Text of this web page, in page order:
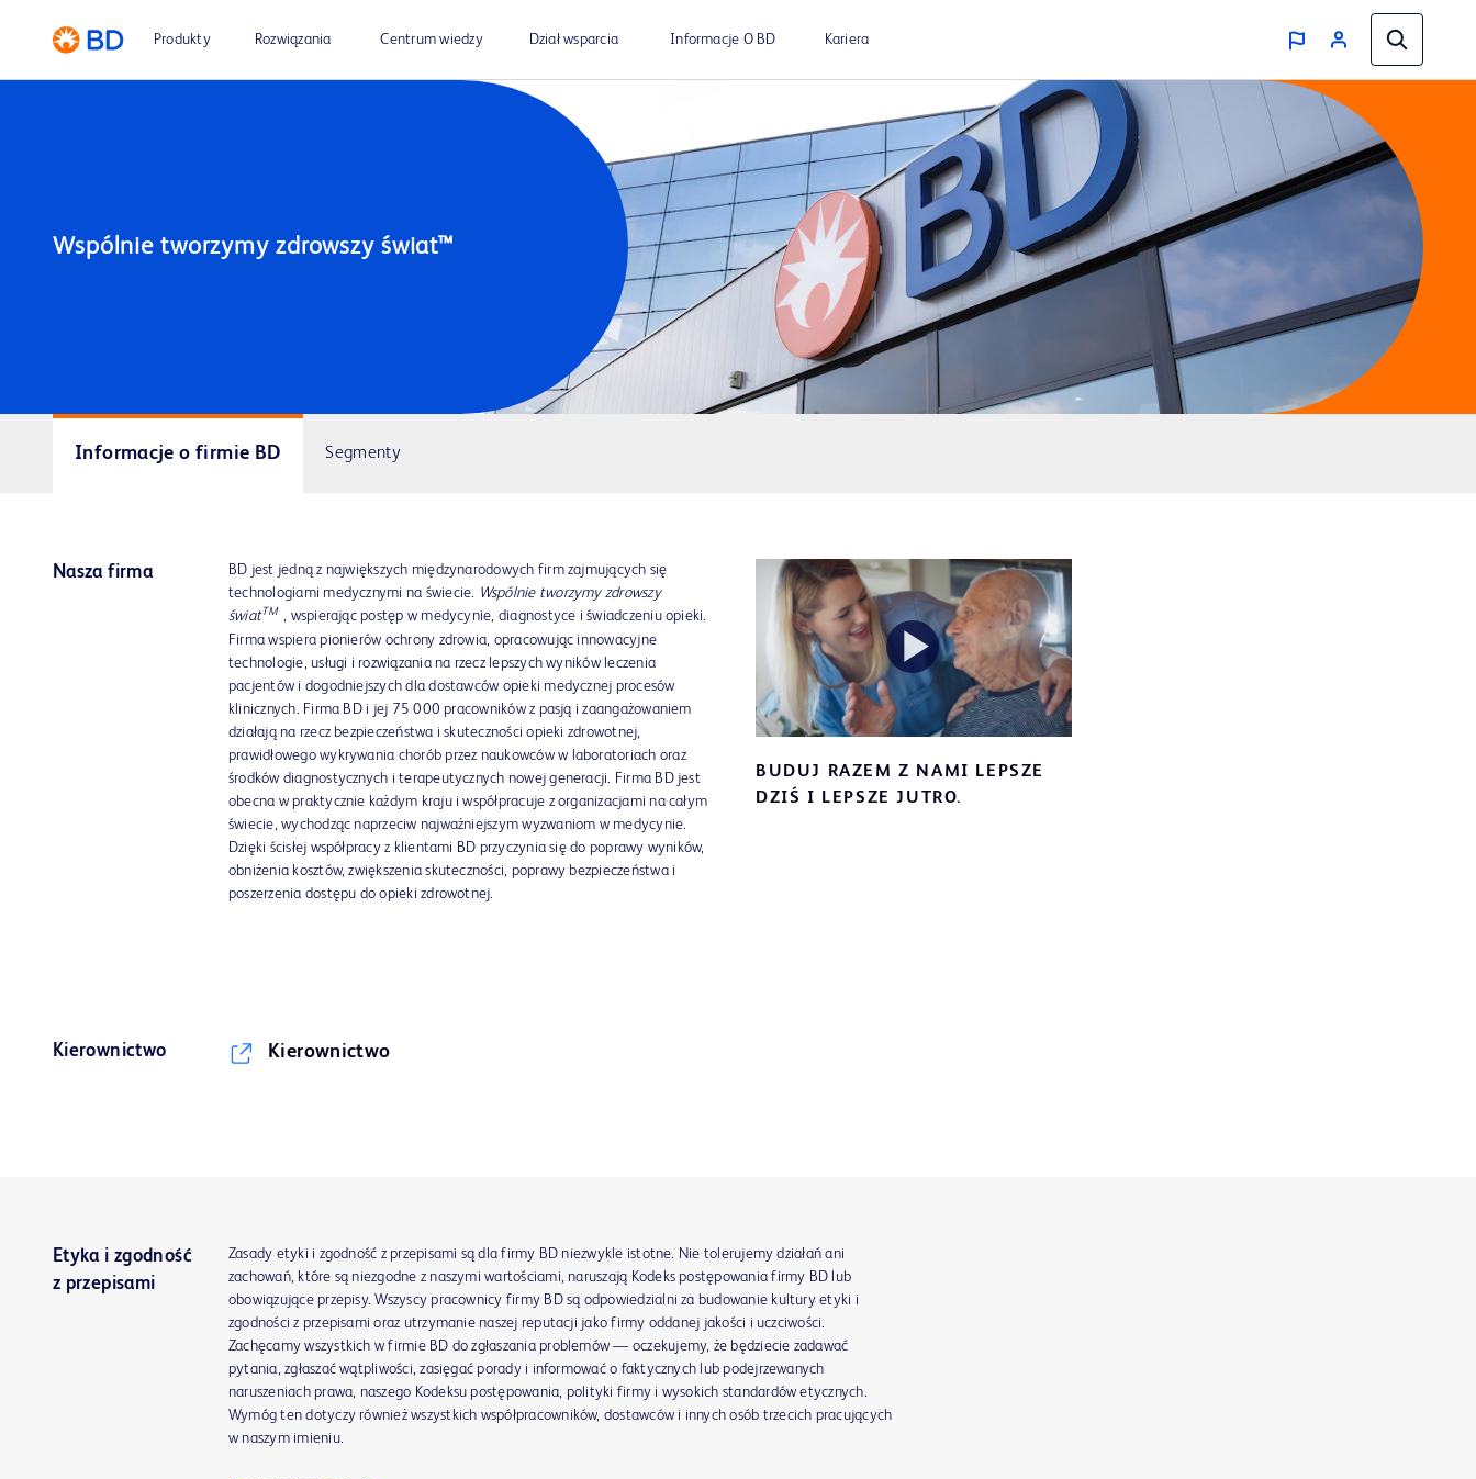
Produkty Rozwiązania Centrum wiedzy Dział wsparcia Informacje O BD Kariera
Informacje o firmie BD Segmenty
Nasza firma
BD jest jedną z największych międzynarodowych firm zajmujących się
technologiami medycznymi na świecie. Wspólnie tworzymy zdrowszy
światTM , wspierając postęp w medycynie, diagnostyce i świadczeniu opieki.
Firma wspiera pionierów ochrony zdrowia, opracowując innowacyjne
technologie, usługi i rozwiązania na rzecz lepszych wyników leczenia
pacjentów i dogodniejszych dla dostawców opieki medycznej procesów
klinicznych. Firma BD i jej 75 000 pracowników z pasją i zaangażowaniem
działają na rzecz bezpieczeństwa i skuteczności opieki zdrowotnej,
prawidłowego wykrywania chorób przez naukowców w laboratoriach oraz
środków diagnostycznych i terapeutycznych nowej generacji. Firma BD jest
obecna w praktycznie każdym kraju i współpracuje z organizacjami na całym
świecie, wychodząc naprzeciw najważniejszym wyzwaniom w medycynie.
Dzięki ścisłej współpracy z klientami BD przyczynia się do poprawy wyników,
obniżenia kosztów, zwiększenia skuteczności, poprawy bezpieczeństwa i
poszerzenia dostępu do opieki zdrowotnej.
Play
Video
BUDUJ RAZEM Z NAMI LEPSZE
DZIŚ I LEPSZE JUTRO.
Kierownictwo Kierownictwo
Etyka i zgodność
z przepisami
Zasady etyki i zgodność z przepisami są dla firmy BD niezwykle istotne. Nie tolerujemy działań ani
zachowań, które są niezgodne z naszymi wartościami, naruszają Kodeks postępowania firmy BD lub
obowiązujące przepisy. Wszyscy pracownicy firmy BD są odpowiedzialni za budowanie kultury etyki i
zgodności z przepisami oraz utrzymanie naszej reputacji jako firmy oddanej jakości i uczciwości.
Zachęcamy wszystkich w firmie BD do zgłaszania problemów — oczekujemy, że będziecie zadawać
pytania, zgłaszać wątpliwości, zasięgać porady i informować o faktycznych lub podejrzewanych
naruszeniach prawa, naszego Kodeksu postępowania, polityki firmy i wysokich standardów etycznych.
Wymóg ten dotyczy również wszystkich współpracowników, dostawców i innych osób trzecich pracujących
w naszym imieniu.